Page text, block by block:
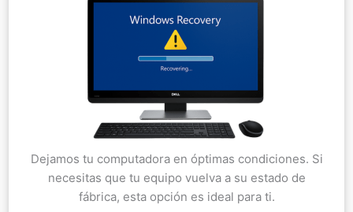
Dejamos tu computadora en óptimas condiciones. Si
necesitas que tu equipo vuelva a su estado de
fábrica, esta opción es ideal para ti.